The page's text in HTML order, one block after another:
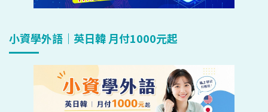
小資學外語｜英日韓 月付1000元起